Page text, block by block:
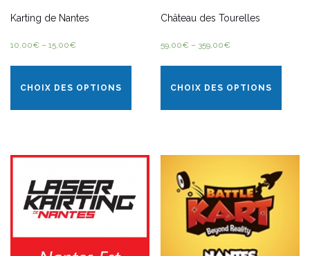
Karting de Nantes
10,00€ – 15,00€
CHOIX DES OPTIONS
Château des Tourelles
59,00€ – 359,00€
CHOIX DES OPTIONS